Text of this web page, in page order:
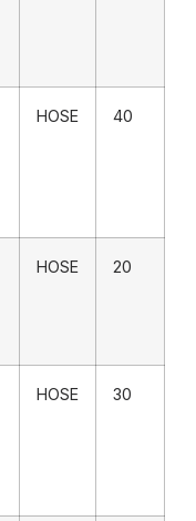
HOSE 40
HOSE 20
HOSE 30